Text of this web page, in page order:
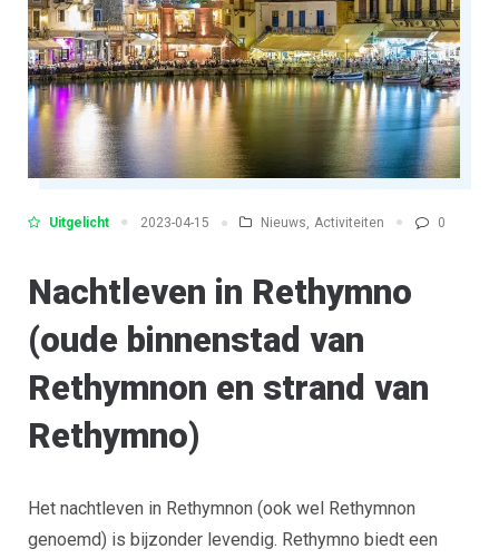
Uitgelicht 2023-04-15 Nieuws, Activiteiten 0
Nachtleven in Rethymno
(oude binnenstad van
Rethymnon en strand van
Rethymno)
Het nachtleven in Rethymnon (ook wel Rethymnon
genoemd) is bijzonder levendig. Rethymno biedt een